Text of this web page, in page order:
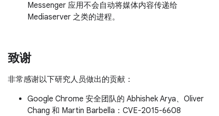
Messenger 应用不会自动将媒体内容传递给
Mediaserver 之类的进程。
致谢
非常感谢以下研究人员做出的贡献：
Google Chrome 安全团队的 Abhishek Arya、Oliver
Chang 和 Martin Barbella：CVE-2015-6608